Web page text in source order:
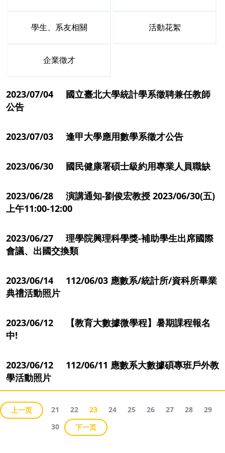
學生、系友相關 活動花絮
企業徵才
2023/07/04 國立臺北大學統計學系徵聘兼任教師
公告
2023/07/03 逢甲大學應用數學系徵才公告
2023/06/30 國民健康署碩士級約用專業人員職缺
2023/06/28 演講通知-劉俊宏教授 2023/06/30(五)
上午11:00-12:00
2023/06/27 理學院興理科學獎-補助學生出席國際
會議、出國交換類
2023/06/14 112/06/03 應數系/統計所/資科所畢業
典禮活動照片
2023/06/12 【教育大數據微學程】暑期課程報名
中!
2023/06/12 112/06/11 應數系大數據碩專班戶外教
學活動照片
上一页 21 22 23 24 25 26 27 28
29
30
下一页